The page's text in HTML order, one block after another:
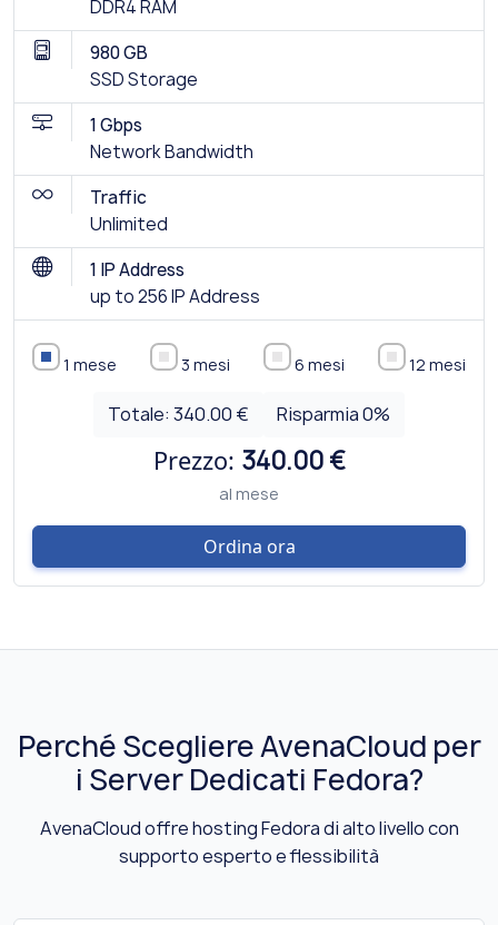
DDR4 RAM
980 GB
SSD Storage
1 Gbps
Network Bandwidth
Traffic
Unlimited
1 IP Address
up to 256 IP Address
1 mese 3 mesi 6 mesi 12 mesi
Totale: 340.00 € Risparmia0%
Prezzo: 340.00 €
al mese
Ordina ora
Perché Scegliere AvenaCloud per
i Server Dedicati Fedora?
AvenaCloud offre hosting Fedora di alto livello con
supporto esperto e flessibilità